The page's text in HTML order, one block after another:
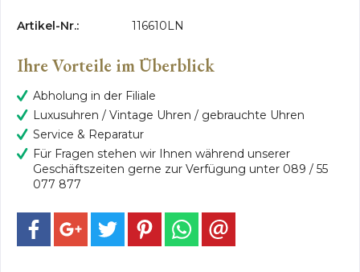
Artikel-Nr.: 116610LN
Ihre Vorteile im Überblick
Abholung in der Filiale
Luxusuhren / Vintage Uhren / gebrauchte Uhren
Service & Reparatur
Für Fragen stehen wir Ihnen während unserer
Geschäftszeiten gerne zur Verfügung unter 089 / 55
077 877